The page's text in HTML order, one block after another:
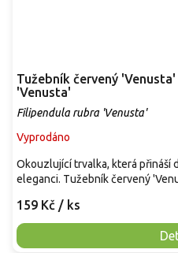
Tužebník červený
'Venusta'
Filipendula rubra 'Venusta'
Vyprodáno
159 Kč / ks
Okouzlující trvalka, která přináší
eleganci. Tužebník červený